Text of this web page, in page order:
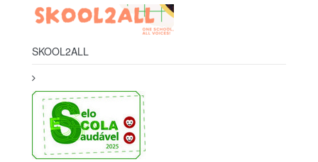
SKOOL2ALL